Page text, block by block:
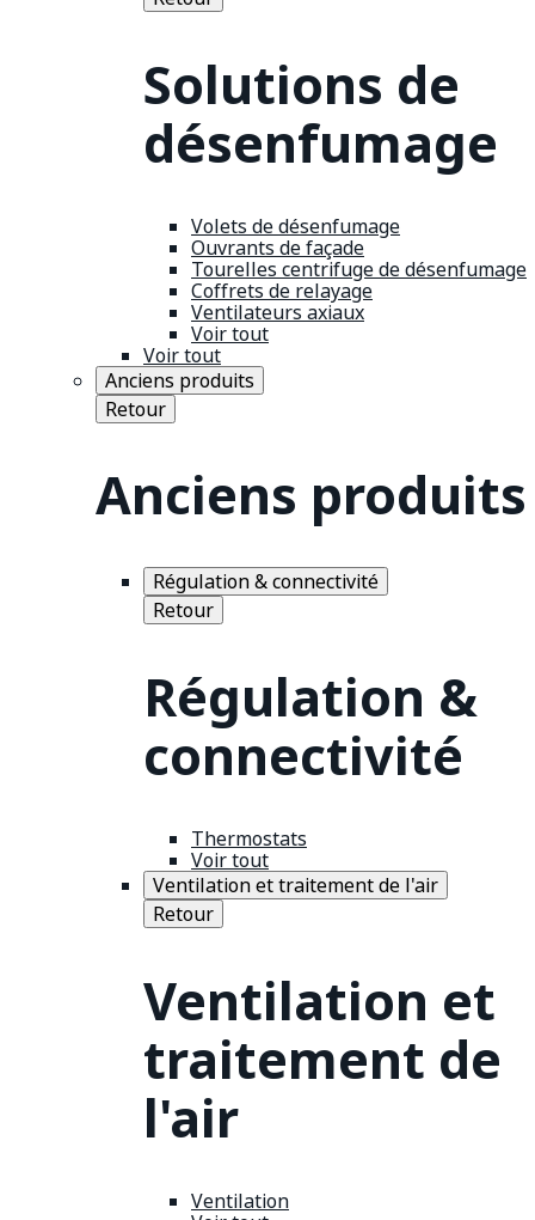
Solutions de
désenfumage
Volets de désenfumage
Ouvrants de façade
Tourelles centrifuge de désenfumage
Coffrets de relayage
Ventilateurs axiaux
Voir tout
Voir tout
Anciens produits
Retour
Anciens produits
Régulation & connectivité
Retour
Régulation &
connectivité
Thermostats
Voir tout
Ventilation et traitement de l'air
Retour
Ventilation et
traitement de
l'air
Ventilation